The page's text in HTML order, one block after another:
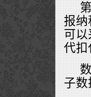
报
可
代扣
子